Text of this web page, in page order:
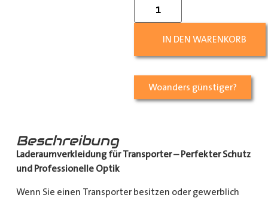
IN DEN WARENKORB
Woanders günstiger?
Beschreibung
Laderaumverkleidung für Transporter – Perfekter Schutz
und Professionelle Optik
Wenn Sie einen Transporter besitzen oder gewerblich